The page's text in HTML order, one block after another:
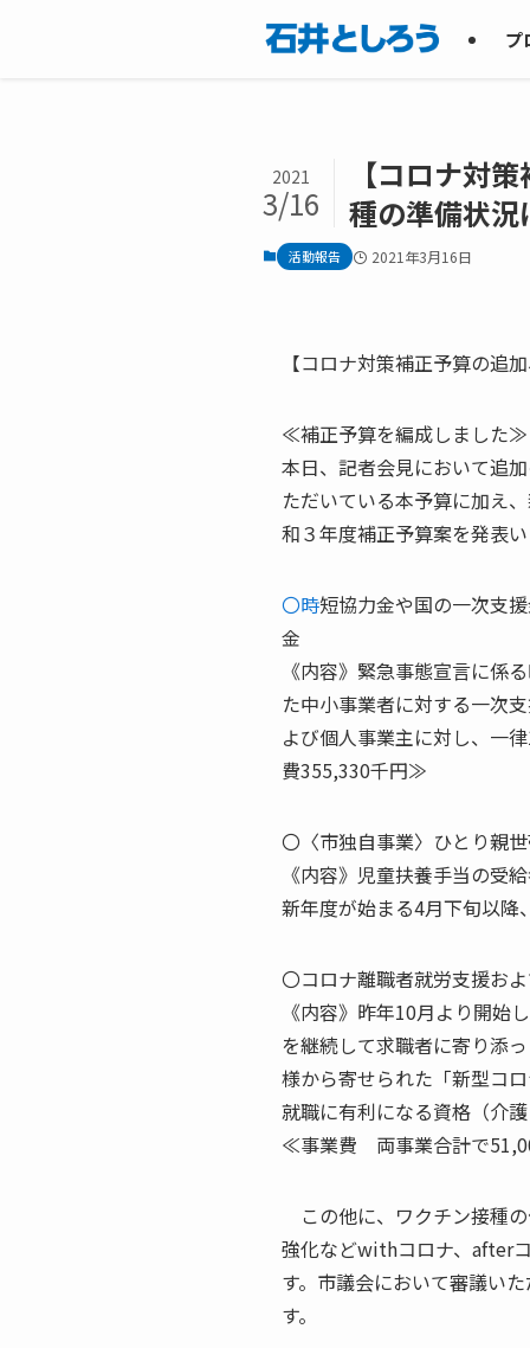
プ
【コロナ対
種の準備状況
2021
3/16
活動報告 2021年3月16日
【コロナ対策補正予算の追
≪補正予算を編成しました≫
本日、記者会見において追
ただいている本予算に加え
和３年度補正予算案を発表
〇時短協力金や国の一次支
金
《内容》緊急事態宣言に係
た中小事業者に対する一次
よび個人事業主に対し、一
費355,330千円≫
〇〈市独自事業〉ひとり親
《内容》児童扶養手当の受
新年度が始まる4月下旬以
〇コロナ離職者就労支援お
《内容》昨年10月より開始
を継続して求職者に寄り添
様から寄せられた「新型コ
就職に有利になる資格（介
≪事業費 両事業合計で
この他に、ワクチン接種
強化などwithコロナ、after
す。市議会において審議い
す。